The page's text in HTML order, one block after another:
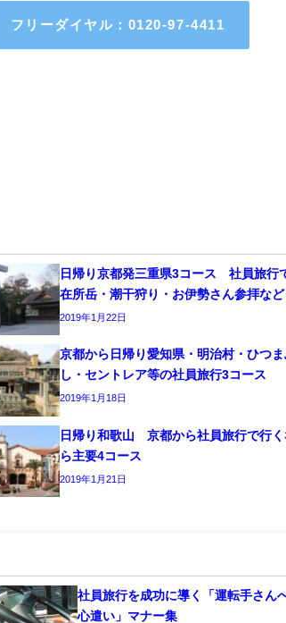
フリーダイヤル：0120-97-4411
日帰り京都発三重県3コース 社員旅行
在所岳・潮干狩り・お伊勢さん参拝など
2019年1月22日
京都から日帰り愛知県・明治村・ひつ
し・セントレア等の社員旅行3コース
2019年1月18日
日帰り和歌山 京都から社員旅行で行く
ら主要4コース
2019年1月21日
社員旅行を成功に導く「運転手さん
心遣い」マナー集